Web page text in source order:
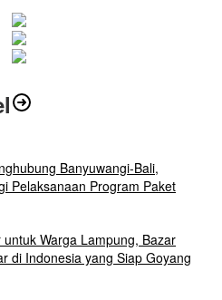
Banyuwangi-Bali,
Pelaksanaan Program Paket
Warga Lampung, Bazar
di Indonesia yang Siap Goyang